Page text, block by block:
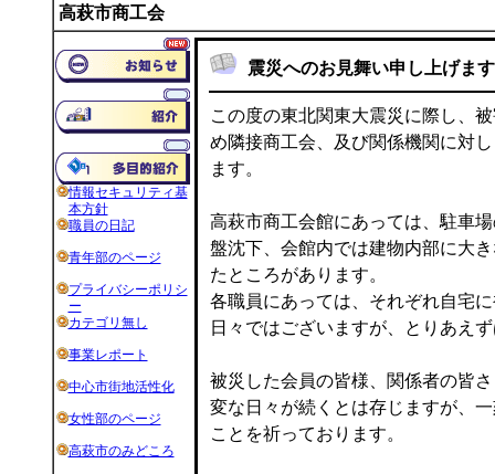
高萩市商工会
情報セキュリティ基
本方針
職員の日記
青年部のページ
プライバシーポリシ
ー
カテゴリ無し
事業レポート
中心市街地活性化
女性部のページ
高萩市のみどころ
震災へのお見舞い申し上げま
この度の東北関東大震災に際し、
め隣接商工会、及び関係機関に対
ます。
高萩市商工会館にあっては、駐車
盤沈下、会館内では建物内部に大
たところがあります。
各職員にあっては、それぞれ自宅
日々ではございますが、とりあえ
被災した会員の皆様、関係者の皆
変な日々が続くとは存じますが、
ことを祈っております。